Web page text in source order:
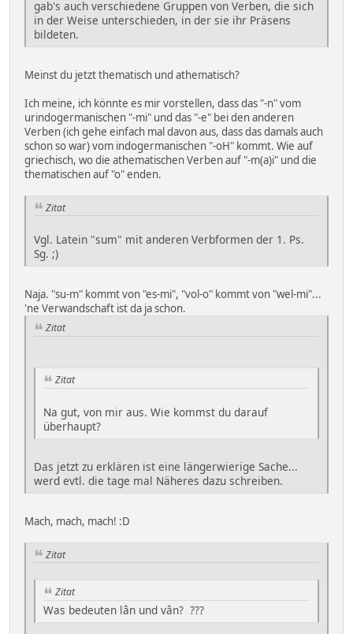
gab's auch verschiedene Gruppen von Verben, die sich
in der Weise unterschieden, in der sie ihr Präsens
bildeten.
Meinst du jetzt thematisch und athematisch?
Ich meine, ich könnte es mir vorstellen, dass das "-n" vom
urindogermanischen "-mi" und das "-e" bei den anderen
Verben (ich gehe einfach mal davon aus, dass das damals auch
schon so war) vom indogermanischen "-oH" kommt. Wie auf
griechisch, wo die athematischen Verben auf "-m(a)i" und die
thematischen auf "o" enden.
Zitat
Vgl. Latein "sum" mit anderen Verbformen der 1. Ps.
Sg. ;)
Naja. "su-m" kommt von "es-mi", "vol-o" kommt von "wel-mi"...
'ne Verwandschaft ist da ja schon.
Zitat
Zitat
Na gut, von mir aus. Wie kommst du darauf
überhaupt?
Das jetzt zu erklären ist eine längerwierige Sache...
werd evtl. die tage mal Näheres dazu schreiben.
Mach, mach, mach! :D
Zitat
Zitat
Was bedeuten lân und vân? ???